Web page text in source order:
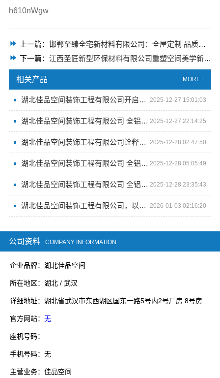
公司资料 COMPANY INFORMATION
企业品牌：湖北佳品空间
所在地区：湖北 / 武汉
详细地址：湖北省武汉市东西湖区国东一路5号内2号厂房 8号房
官方网站： 无
座机号码：
手机号码：无
主营业务：佳品空间
h610nWgw
上一篇： 邯郸至臻全宅新材料有限公司：全屋定制 品质生活
下一篇： 江西圣匠新型环保材料有限公司重塑空间美学新标准
相关产品 MORE+
湖北佳品空间装饰工程有限公司开启智能全铝生活新时代 2025-12-27 15:01:03
湖北佳品空间装饰工程有限公司 全铝整装的品质保障 2025-12-27 22:14:25
湖北佳品空间装饰工程有限公司诠释现代全铝装修魅力 2025-12-28 02:47:50
湖北佳品空间装饰工程有限公司 全铝整装让家焕新颜 2025-12-28 05:05:49
湖北佳品空间装饰工程有限公司 全铝整装的独特工艺 2025-12-28 23:35:43
湖北佳品空间装饰工程有限公司，以全铝科技重塑居家美学 2026-01-03 02:16:20